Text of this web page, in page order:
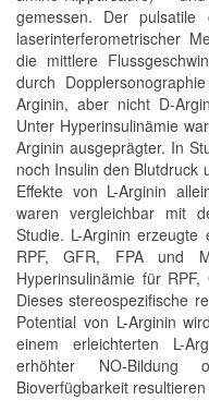
gemessen. Der pulsatile
laserinterferometrischer
die mittlere
durch
Arginin, aber nicht D-
Unter Hyperinsulinämie
Arginin ausgeprägter. In
noch Insulin den Blutdruck
Effekte von L-Arginin
waren vergleichbar mit
Studie. L-Arginin erzeugte
RPF, GFR, FPA und
Hyperinsulinämie für
Dieses stereospezifische
Potential von L-Arginin
einem erleichterten L-
erhöhter NO-Bildung
Bioverfügbarkeit